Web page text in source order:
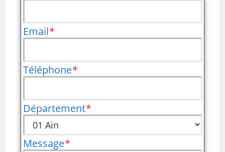
Email*
Téléphone*
Département*
Message*